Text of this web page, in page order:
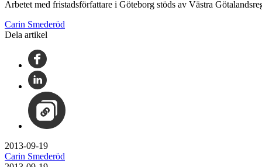
Arbetet med fristadsförfattare i Göteborg stöds av Västra
Carin Smederöd
Dela artikel
2013-09-19
Carin Smederöd